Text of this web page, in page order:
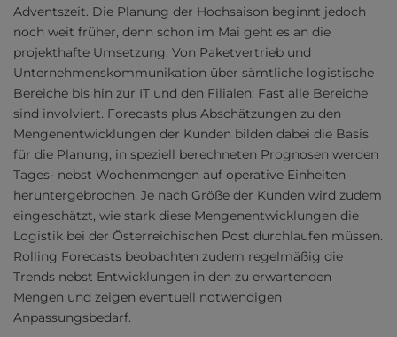
Adventszeit. Die Planung der Hochsaison beginnt jedoch
noch weit früher, denn schon im Mai geht es an die
projekthafte Umsetzung. Von Paketvertrieb und
Unternehmenskommunikation über sämtliche logistische
Bereiche bis hin zur IT und den Filialen: Fast alle Bereiche
sind involviert. Forecasts plus Abschätzungen zu den
Mengenentwicklungen der Kunden bilden dabei die Basis
für die Planung, in speziell berechneten Prognosen werden
Tages- nebst Wochenmengen auf operative Einheiten
heruntergebrochen. Je nach Größe der Kunden wird zudem
eingeschätzt, wie stark diese Mengenentwicklungen die
Logistik bei der Österreichischen Post durchlaufen müssen.
Rolling Forecasts beobachten zudem regelmäßig die
Trends nebst Entwicklungen in den zu erwartenden
Mengen und zeigen eventuell notwendigen
Anpassungsbedarf.